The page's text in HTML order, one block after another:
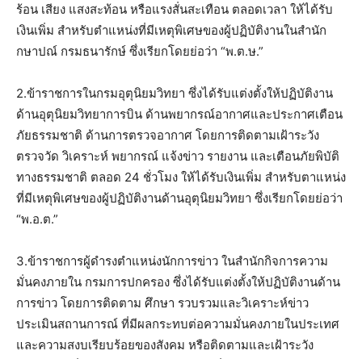
ร้อน เสียง แสงสะท้อน หรือแรงสั่นสะเทือน ตลอดเวลา ให้ได้รับ
เงินเพิ่ม สําหรับตําแหน่งที่มีเหตุพิเศษของผู้ปฏิบัติงานในสํานัก
กษาปณ์ กรมธนารักษ์ ซึ่งเรียกโดยย่อว่า “พ.ต.ษ.”
2.ข้าราชการในกรมอุตุนิยมวิทยา ซึ่งได้รับแต่งตั้งให้ปฏิบัติงาน
ด้านอุตุนิยมวิทยาการบิน ด้านพยากรณ์อากาศและประกาศเตือน
ภัยธรรมชาติ ด้านการตรวจอากาศ โดยการติดตามเฝ้าระวัง
ตรวจวัด วิเคราะห์ พยากรณ์ แจ้งข่าว รายงาน และเตือนภัยพิบัติ
ทางธรรมชาติ ตลอด 24 ชั่วโมง ให้ได้รับเงินเพิ่ม สําหรับตาแหน่ง
ที่มีเหตุพิเศษของผู้ปฏิบัติงานด้านอุตุนิยมวิทยา ซึ่งเรียกโดยย่อว่า
“พ.อ.ต.”
3.ข้าราชการผู้ดํารงตําแหน่งนักการข่าว ในสํานักกิจการความ
มั่นคงภายใน กรมการปกครอง ซึ่งได้รับแต่งตั้งให้ปฏิบัติงานด้าน
การข่าว โดยการติดตาม ศึกษา รวบรวมและวิเคราะห์ข่าว
ประเมินสถานการณ์ ที่มีผลกระทบต่อความมั่นคงภายในประเทศ
และความสงบเรียบร้อยของสังคม หรือติดตามและเฝ้าระวัง